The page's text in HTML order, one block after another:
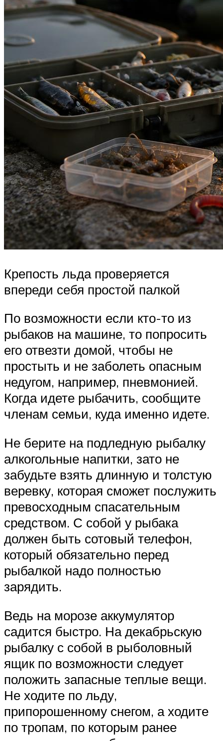
Крепость льда проверяется
впереди себя простой палкой
По возможности если кто-то из
рыбаков на машине, то попросить
его отвезти домой, чтобы не
простыть и не заболеть опасным
недугом, например, пневмонией.
Когда идете рыбачить, сообщите
членам семьи, куда именно идете.
Не берите на подледную рыбалку
алкогольные напитки, зато не
забудьте взять длинную и толстую
веревку, которая сможет послужить
превосходным спасательным
средством. С собой у рыбака
должен быть сотовый телефон,
который обязательно перед
рыбалкой надо полностью
зарядить.
Ведь на морозе аккумулятор
садится быстро. На декабрьскую
рыбалку с собой в рыболовный
ящик по возможности следует
положить запасные теплые вещи.
Не ходите по льду,
припорошенному снегом, а ходите
по тропам, по которым ранее